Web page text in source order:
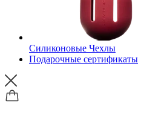
Силиконовые Чехлы
Подарочные сертификаты